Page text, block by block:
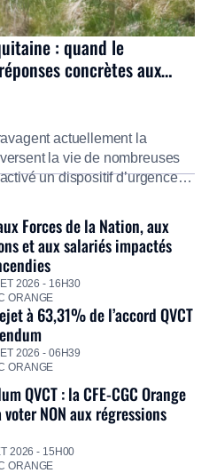
: quand le
concrètes aux
actuellement la
la vie de nombreuses
un dispositif d’urgence
le Groupe mobilise
de proposer un diagnostic
pour faire face aux
Forces de la Nation, aux
et aux salariés impactés
2026 - 16H30
ORANGE
à 63,31% de l’accord QVCT
2026 - 06H39
ORANGE
QVCT : la CFE-CGC Orange
NON aux régressions
2026 - 15H00
ORANGE